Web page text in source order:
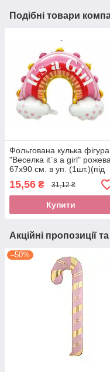
Подібні товари
Фольгована кулька фігура
"Веселка it`s a girl"
67х90 см. в уп. (1шт.)(під
повітря)
15,56 ₴ 31,12 ₴
Купити
Акційні пропозиції
–50%